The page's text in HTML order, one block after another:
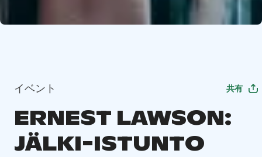
イベント 共有
ERNEST LAWSON:
JÄLKI-ISTUNTO